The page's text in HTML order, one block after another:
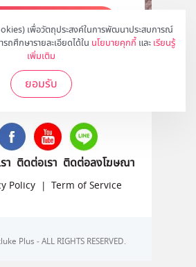
เพื่อวัตถุประสงค์ในการพัฒนาประสบการณ์
ถศึกษารายละเอียดได้ใน นโยบายคุกกี้ และ เรียนรู้
เพิ่มเติม
ยอมรับ
สมัคร
ติดตามเราได้ที่
า ติดต่อเรา ติดต่อลงโฆษณา
Policy | Term of Service
Plus - ALL RIGHTS RESERVED.